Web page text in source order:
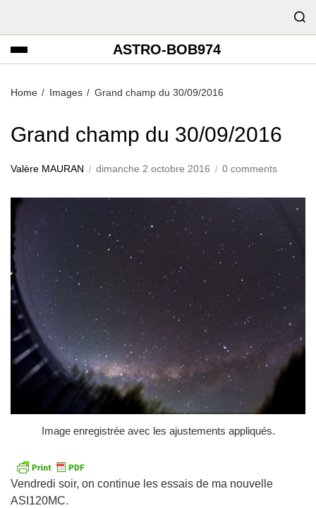
ASTRO-BOB974
Home Images Grand champ du 30/09/2016
Grand champ du 30/09/2016
Valère MAURAN dimanche 2 octobre 2016 0 comments
Image enregistrée avec les ajustements appliqués.
Vendredi soir, on continue les essais de ma nouvelle
ASI120MC.